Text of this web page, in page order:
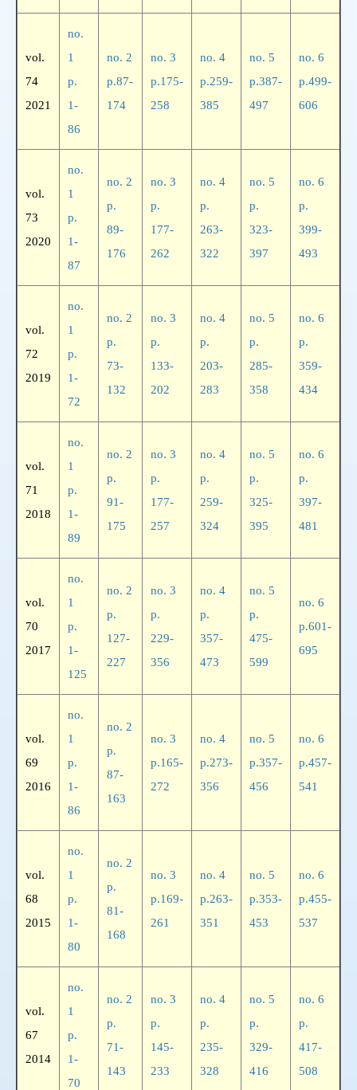
vol.
74
2021
no.
1
p.
1-
86
no. 2
p.87-
174
no. 3
p.175-
258
no. 4
p.259-
385
no. 5
p.387-
497
no. 6
p.499-
606
vol.
73
2020
no.
1
p.
1-
87
no. 2
p.
89-
176
no. 3
p.
177-
262
no. 4
p.
263-
322
no. 5
p.
323-
397
no. 6
p.
399-
493
vol.
72
2019
no.
1
p.
1-
72
no. 2
p.
73-
132
no. 3
p.
133-
202
no. 4
p.
203-
283
no. 5
p.
285-
358
no. 6
p.
359-
434
vol.
71
2018
no.
1
p.
1-
89
no. 2
p.
91-
175
no. 3
p.
177-
257
no. 4
p.
259-
324
no. 5
p.
325-
395
no. 6
p.
397-
481
vol.
70
2017
no.
1
p.
1-
125
no. 2
p.
127-
227
no. 3
p.
229-
356
no. 4
p.
357-
473
no. 5
p.
475-
599
no. 6
p.601-
695
vol.
69
2016
no.
1
p.
1-
86
no. 2
p.
87-
163
no. 3
p.165-
272
no. 4
p.273-
356
no. 5
p.357-
456
no. 6
p.457-
541
vol.
68
2015
no.
1
p.
1-
80
no. 2
p.
81-
168
no. 3
p.169-
261
no. 4
p.263-
351
no. 5
p.353-
453
no. 6
p.455-
537
vol.
67
2014
no.
1
p.
1-
70
no. 2
p.
71-
143
no. 3
p.
145-
233
no. 4
p.
235-
328
no. 5
p.
329-
416
no. 6
p.
417-
508